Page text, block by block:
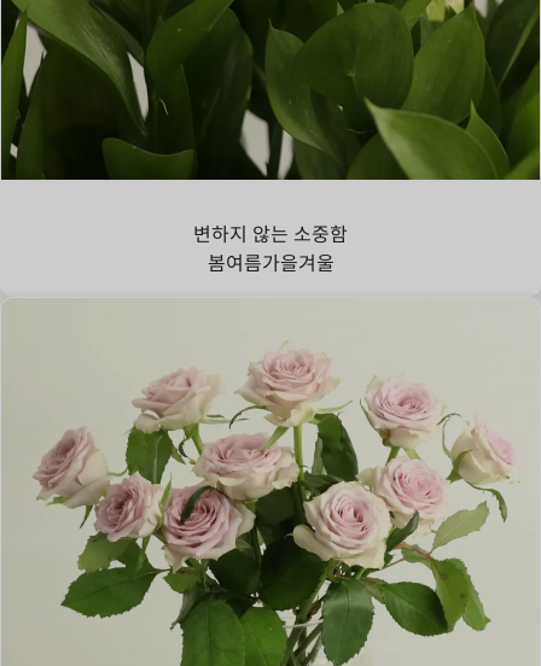
변하지 않는 소중함
봄여름가을겨울